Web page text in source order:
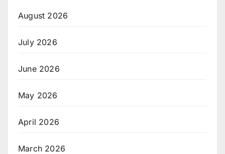
August 2026
July 2026
June 2026
May 2026
April 2026
March 2026